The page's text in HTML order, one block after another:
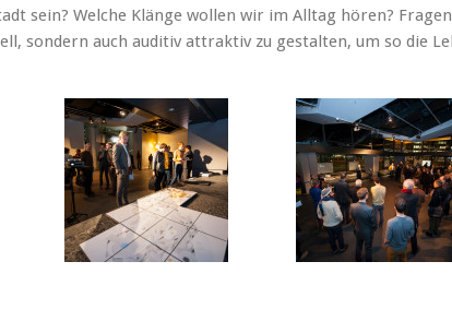
sein? Welche Klänge wollen wir im Alltag hören?
sondern auch auditiv attraktiv zu gestalten, um so die